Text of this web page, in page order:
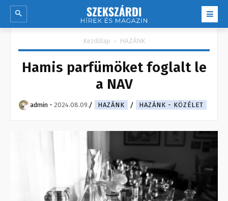
Kezdőlap HAZÁNK
Hamis parfümöket foglalt le
a NAV
admin - 2024.08.09. HAZÁNK HAZÁNK - KÖZÉLET